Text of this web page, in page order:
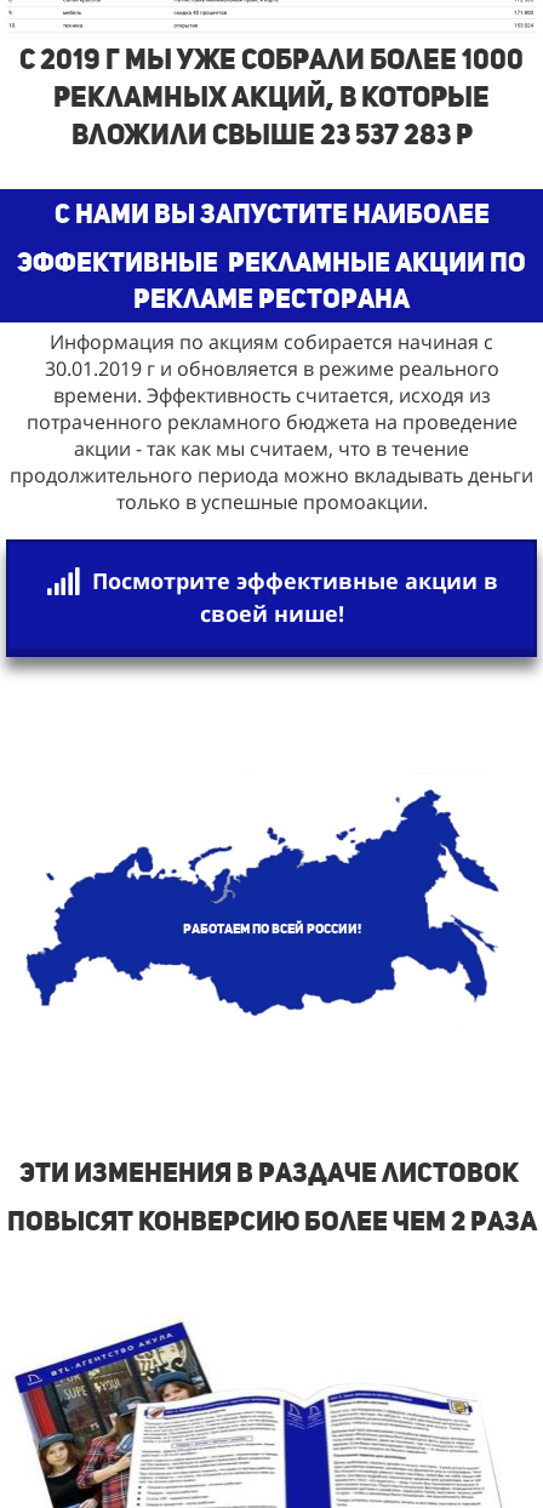
с 2019 г Мы Уже собрали более 1000
рекламных акций, в которые
вложили свыше 23 537 283 р
С нами Вы запустите наиболее
эффективные рекламные акции по
рекламе ресторана
Информация по акциям собирается начиная с
30.01.2019 г и обновляется в режиме реального
времени. Эффективность считается, исходя из
потраченного рекламного бюджета на проведение
акции - так как мы считаем, что в течение
продолжительного периода можно вкладывать деньги
только в успешные промоакции.
Посмотрите эффективные акции в
своей нише!
Работаем по всей России!
Эти изменения в раздаче листовок
повысят конверсию более чем 2 раза